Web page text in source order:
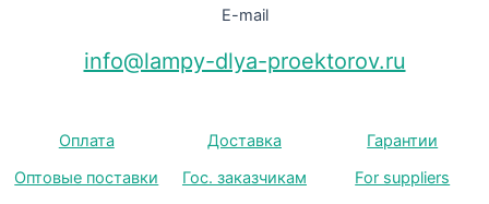
E-mail
info@lampy-dlya-proektorov.ru
Оплата Доставка
Гарантии
Оптовые поставки
Гос. заказчикам
For suppliers